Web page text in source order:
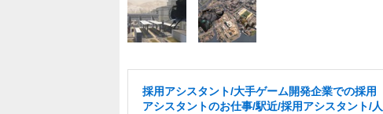
採用アシスタント/大手ゲーム開発企業での採用
アシスタントのお仕事/駅近/採用アシスタント/人